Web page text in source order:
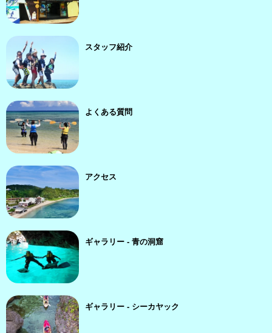
スタッフ紹介
よくある質問
アクセス
ギャラリー - 青の洞窟
ギャラリー - シーカヤック